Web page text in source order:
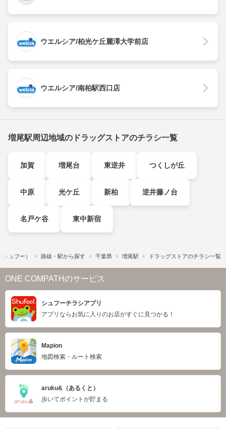
ウエルシア/柏光ケ丘麗澤大学前店
ウエルシア/南柏駅西口店
増尾駅周辺地域のドラッグストアのチラシ一覧
加賀 増尾台 東逆井 つくしが丘
中原 光ケ丘 新柏 逆井藤ノ台
名戸ケ谷 東中新宿
ュフー） 路線・駅から探す 千葉県 増尾駅 ドラッグストアのチラシ一覧
ONE COMPATHのサービス
シュフーチラシアプリ
アプリならお気に入りのお店がすぐに見つかる！
Mapion
地図検索・ルート検索
aruku&（あるくと）
歩いてポイントが貯まる